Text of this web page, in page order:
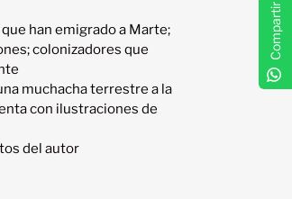
han emigrado a Marte;
colonizadores que
muchacha terrestre a la
con ilustraciones de
del autor
Compartir